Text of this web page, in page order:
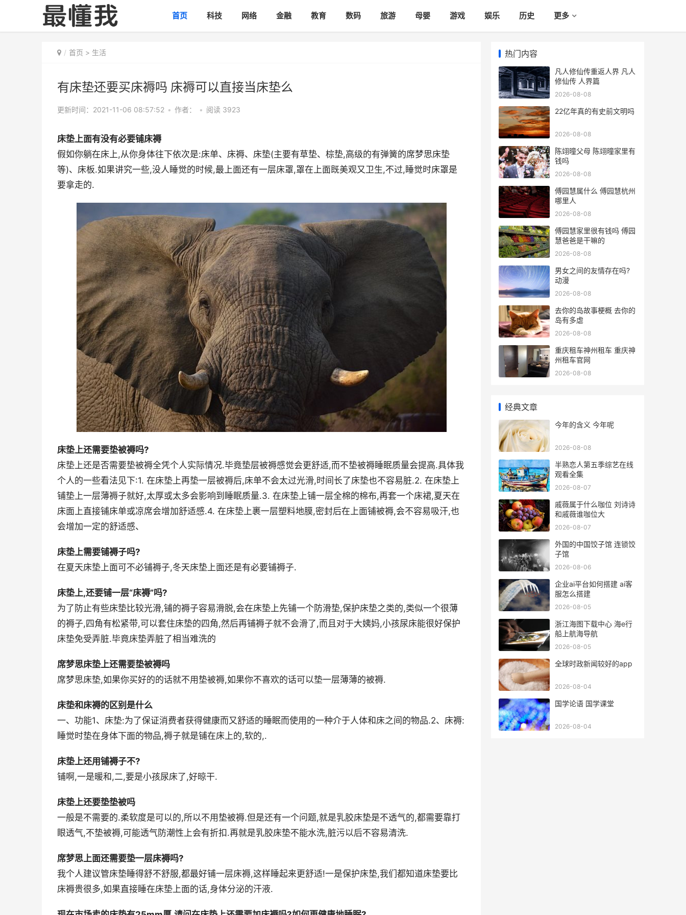
首页 科技 网络 金融 教育 数码 旅游 母婴 游戏 娱乐 历史 更多
首页 > 生活
有床垫还要买床褥吗 床褥可以直接当床垫么
更新时间：2021-11-06 08:57:52 • 作者： • 阅读 3923
床垫上面有没有必要铺床褥
假如你躺在床上,从你身体往下依次是:床单、床褥、床垫(主要有草垫、棕垫,高级的有弹簧的席梦思床垫
等)、床板.如果讲究一些,没人睡觉的时候,最上面还有一层床罩,罩在上面既美观又卫生,不过,睡觉时床罩是
要拿走的.
床垫上还需要垫被褥吗?
床垫上还是否需要垫被褥全凭个人实际情况.毕竟垫层被褥感觉会更舒适,而不垫被褥睡眠质量会提高.具体我
个人的一些看法见下:1. 在床垫上再垫一层被褥后,床单不会太过光滑,时间长了床垫也不容易脏.2. 在床垫上
铺垫上一层薄褥子就好,太厚或太多会影响到睡眠质量.3. 在床垫上铺一层全棉的棉布,再套一个床裙,夏天在
床面上直接铺床单或凉席会增加舒适感.4. 在床垫上裹一层塑料地膜,密封后在上面铺被褥,会不容易吸汗,也
会增加一定的舒适感、
床垫上需要铺褥子吗?
在夏天床垫上面可不必铺褥子,冬天床垫上面还是有必要铺褥子.
床垫上,还要铺一层“床褥”吗?
为了防止有些床垫比较光滑,铺的褥子容易滑脱,会在床垫上先铺一个防滑垫,保护床垫之类的,类似一个很薄
的褥子,四角有松紧带,可以套住床垫的四角,然后再铺褥子就不会滑了,而且对于大姨妈,小孩尿床能很好保护
床垫免受弄脏.毕竟床垫弄脏了相当难洗的
席梦思床垫上还需要垫被褥吗
席梦思床垫,如果你买好的的话就不用垫被褥,如果你不喜欢的话可以垫一层薄薄的被褥.
床垫和床褥的区别是什么
一、功能1、床垫:为了保证消费者获得健康而又舒适的睡眠而使用的一种介于人体和床之间的物品.2、床褥:
睡觉时垫在身体下面的物品,褥子就是铺在床上的,软的,.
床垫上还用铺褥子不?
铺啊,一是暖和,二,要是小孩尿床了,好晾干.
床垫上还要垫垫被吗
一般是不需要的.柔软度是可以的,所以不用垫被褥.但是还有一个问题,就是乳胶床垫是不透气的,都需要靠打
眼透气,不垫被褥,可能透气防潮性上会有折扣.再就是乳胶床垫不能水洗,脏污以后不容易清洗.
席梦思上面还需要垫一层床褥吗?
我个人建议管床垫睡得舒不舒服,都最好铺一层床褥,这样睡起来更舒适!一是保护床垫,我们都知道床垫要比
床褥贵很多,如果直接睡在床垫上面的话,身体分泌的汗液.
热门内容
凡人修仙传重返人界 凡人
修仙传 人界篇
2026-08-08
22亿年真的有史前文明吗
2026-08-08
陈翊曈父母 陈翊曈家里有
钱吗
2026-08-08
傅园慧属什么 傅园慧杭州
哪里人
2026-08-08
傅园慧家里很有钱吗 傅园
慧爸爸是干嘛的
2026-08-08
男女之间的友情存在吗?
动漫
2026-08-08
去你的岛故事梗概 去你的
岛有多虐
2026-08-08
重庆租车神州租车 重庆神
州租车官网
2026-08-08
经典文章
今年的含义 今年呢
2026-08-08
半熟恋人第五季综艺在线
观看全集
2026-08-07
戚薇属于什么咖位 刘诗诗
和戚薇谁咖位大
2026-08-07
外国的中国饺子馆 连锁饺
子馆
2026-08-06
企业ai平台如何搭建 ai客
服怎么搭建
2026-08-05
浙江海图下载中心 海e行
船上航海导航
2026-08-05
全球时政新闻较好的app
2026-08-04
国学论语 国学课堂
2026-08-04